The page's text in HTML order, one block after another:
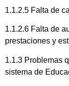
1.1.2.5 Falta de
1.1.2.6 Falta de
prestaciones y
1.1.3 Problemas
sistema de